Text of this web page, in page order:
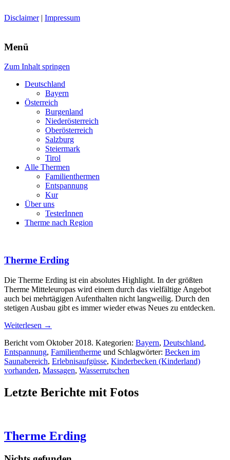
Disclaimer| Impressum
Menü
Zum Inhalt springen
Deutschland
Bayern
Österreich
Burgenland
Niederösterreich
Oberösterreich
Salzburg
Steiermark
Tirol
Alle Thermen
Familienthermen
Entspannung
Kur
Über uns
TesterInnen
Therme nach Region
Therme Erding
Die Therme Erding ist ein absolutes Highlight. In der größten
Therme Mitteleuropas wird einem durch das vielfältige Angebot
auch bei mehrtägigen Aufenthalten nicht langweilig. Durch den
stetigen Ausbau gibt es immer wieder etwas Neues zu entdecken.
Weiterlesen →
Bericht vom Oktober 2018. Kategorien: Bayern, Deutschland,
Entspannung, Familientherme und Schlagwörter: Becken im
Saunabereich, Erlebnisaufgüsse, Kinderbecken (Kinderland)
vorhanden, Massagen, Wasserrutschen
Letzte Berichte mit Fotos
Therme Erding